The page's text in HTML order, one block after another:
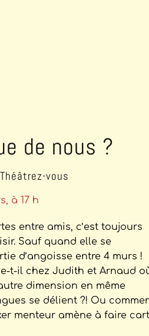
de nous ?
vous
à 17 h
entre amis, c’est toujours
Sauf quand elle se
d’angoisse entre 4 murs !
t-il chez Judith et Arnaud
dimension en même
se délient ?! Ou
menteur amène à faire